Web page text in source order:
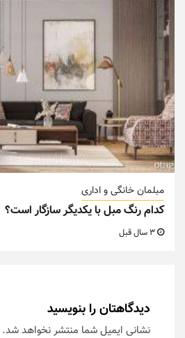
مبلمان خانگی و اداری
کدام رنگ مبل با یکدیگر سازگار است؟
دیدگاهتان را بنویسید
نشانی ایمیل شما منتشر نخواهد شد.